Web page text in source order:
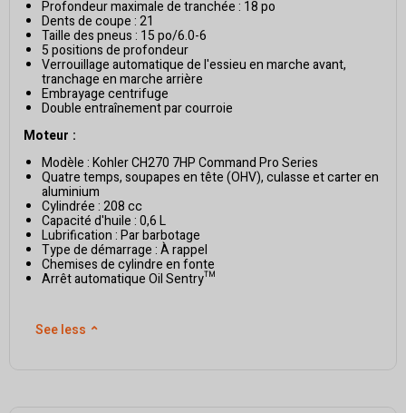
Profondeur maximale de tranchée : 18 po
Dents de coupe : 21
Taille des pneus : 15 po/6.0-6
5 positions de profondeur
Verrouillage automatique de l'essieu en marche avant,
tranchage en marche arrière
Embrayage centrifuge
Double entraînement par courroie
Moteur :
Modèle : Kohler CH270 7HP Command Pro Series
Quatre temps, soupapes en tête (OHV), culasse et carter en
aluminium
Cylindrée : 208 cc
Capacité d'huile : 0,6 L
Lubrification : Par barbotage
Type de démarrage : À rappel
Chemises de cylindre en fonte
Arrêt automatique Oil Sentry™
See less ⌃